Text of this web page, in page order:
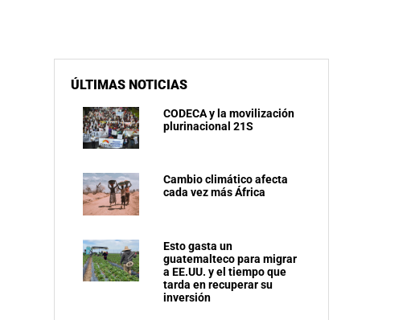
ÚLTIMAS NOTICIAS
CODECA y la movilización
plurinacional 21S
Cambio climático afecta
cada vez más África
Esto gasta un
guatemalteco para migrar
a EE.UU. y el tiempo que
tarda en recuperar su
inversión